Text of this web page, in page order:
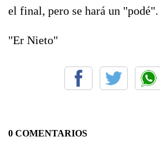
el final, pero se hará un "podé".
"Er Nieto"
0 COMENTARIOS